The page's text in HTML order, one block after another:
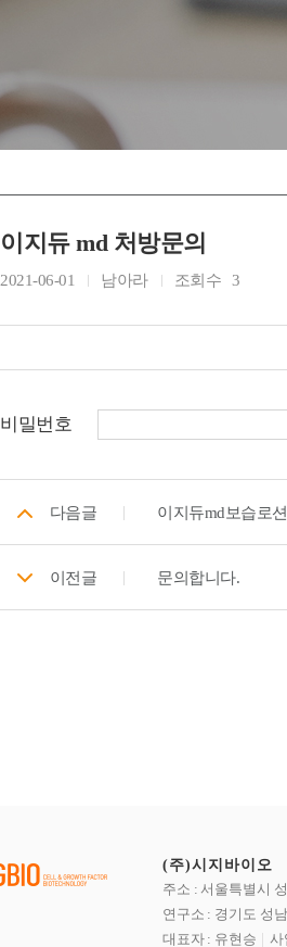
이지듀 md 처방문의
2021-06-01 남아라 조회수 3
비밀번호
다음글 이지듀md보습로
이전글 문의합니다.
(주)시지바이오
주소 : 서울특별시
연구소 : 경기도 성
대표자 : 유현승
사